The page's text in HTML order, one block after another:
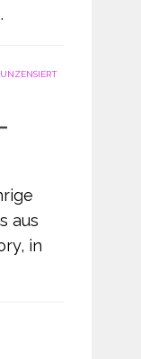
UNZENSIERT
aus
in